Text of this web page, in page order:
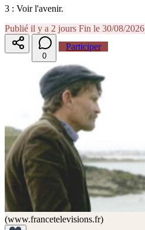
3 : Voir l'avenir.
Publié il y a 2 jours Fin le 30/08/2026
0
Participer
(www.francetelevisions.fr)